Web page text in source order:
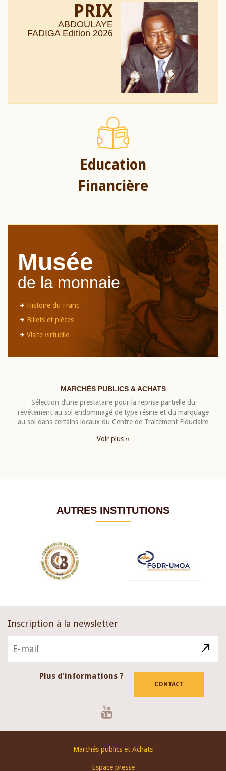
PRIX
ABDOULAYE
FADIGA Edition 2026
Education
Financière
Musée
de la monnaie
Histoire du Franc
Billets et pièces
Visite virtuelle
MARCHÉS PUBLICS & ACHATS
Sélection d’une prestataire pour la reprise partielle du
revêtement au sol endommagé de type résine et du marquage
au sol dans certains locaux du Centre de Traitement Fiduciaire
Voir plus ››
AUTRES INSTITUTIONS
Inscription à la newsletter
Plus d'informations ?
CONTACT
Marchés publics et Achats
Espace presse